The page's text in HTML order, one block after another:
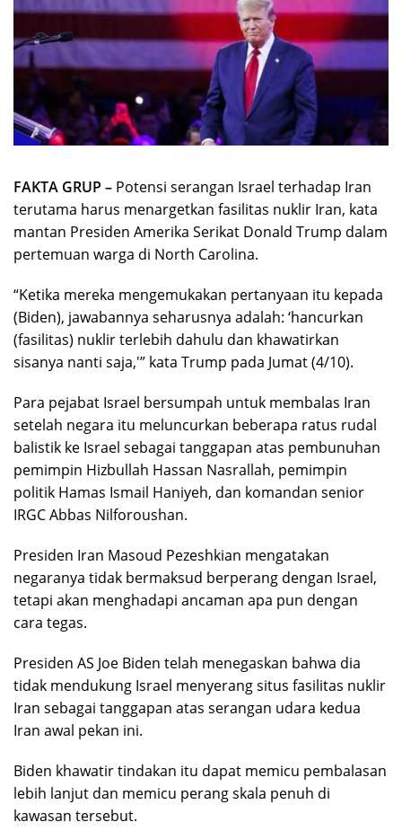
FAKTA GRUP – Potensi serangan Israel terhadap Iran
terutama harus menargetkan fasilitas nuklir Iran, kata
mantan Presiden Amerika Serikat Donald Trump dalam
pertemuan warga di North Carolina.
“Ketika mereka mengemukakan pertanyaan itu kepada
(Biden), jawabannya seharusnya adalah: ‘hancurkan
(fasilitas) nuklir terlebih dahulu dan khawatirkan
sisanya nanti saja,'” kata Trump pada Jumat (4/10).
Para pejabat Israel bersumpah untuk membalas Iran
setelah negara itu meluncurkan beberapa ratus rudal
balistik ke Israel sebagai tanggapan atas pembunuhan
pemimpin Hizbullah Hassan Nasrallah, pemimpin
politik Hamas Ismail Haniyeh, dan komandan senior
IRGC Abbas Nilforoushan.
Presiden Iran Masoud Pezeshkian mengatakan
negaranya tidak bermaksud berperang dengan Israel,
tetapi akan menghadapi ancaman apa pun dengan
cara tegas.
Presiden AS Joe Biden telah menegaskan bahwa dia
tidak mendukung Israel menyerang situs fasilitas nuklir
Iran sebagai tanggapan atas serangan udara kedua
Iran awal pekan ini.
Biden khawatir tindakan itu dapat memicu pembalasan
lebih lanjut dan memicu perang skala penuh di
kawasan tersebut.